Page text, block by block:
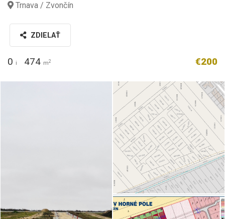
Trnava / Zvončín
ZDIELAŤ
0 i 474 m2 €200
Mapa Zvončín.png
viber_image_2024-07-07_10-
07-59-129.jpg